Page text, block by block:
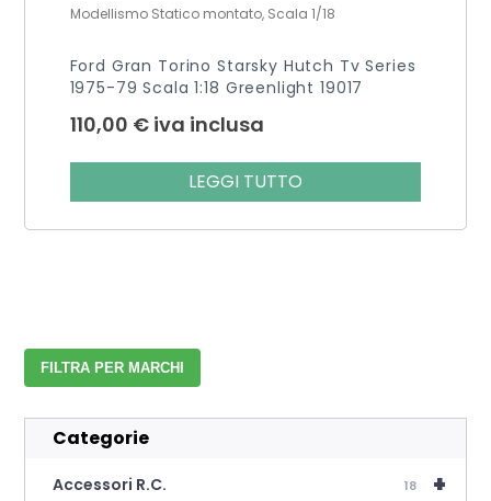
Modellismo Statico montato, Scala 1/18
Ford Gran Torino Starsky Hutch Tv Series
1975-79 Scala 1:18 Greenlight 19017
110,00 € iva inclusa
LEGGI TUTTO
FILTRA PER MARCHI
Categorie
+
Accessori R.C. 18